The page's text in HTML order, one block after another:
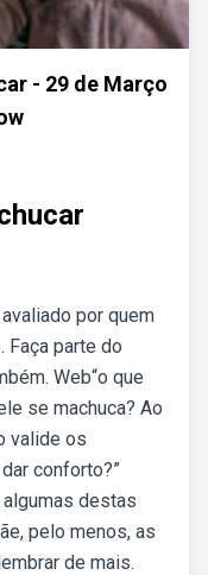
- 29 de Março
por quem
Faça parte do
Web“o que
se machuca? Ao
valide os
conforto?”
destas
pelo menos, as
de mais.